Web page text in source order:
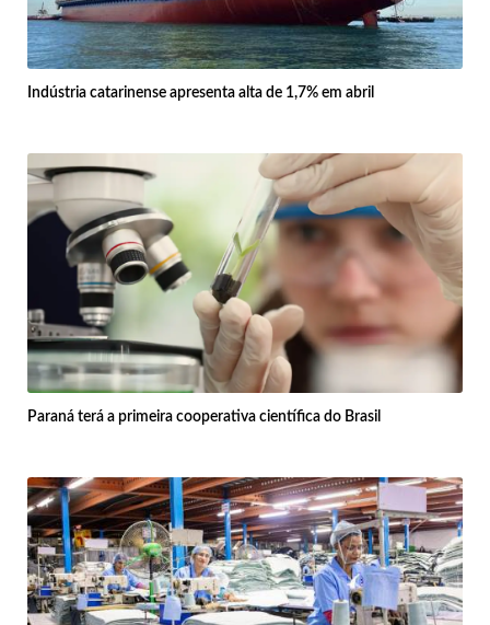
Indústria catarinense apresenta alta de 1,7% em abril
Paraná terá a primeira cooperativa científica do Brasil